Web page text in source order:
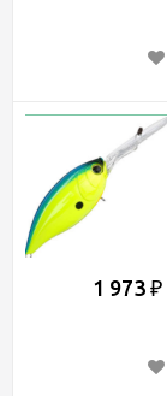
1 973 ₽